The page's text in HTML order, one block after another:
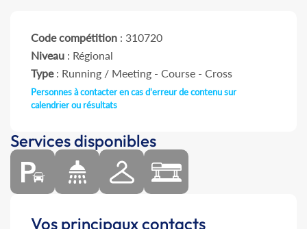
Code compétition : 310720
Niveau : Régional
Type: Running / Meeting - Course - Cross
Personnes à contacter en cas d'erreur de contenu sur
calendrier ou résultats
Services disponibles
Vos principaux contacts